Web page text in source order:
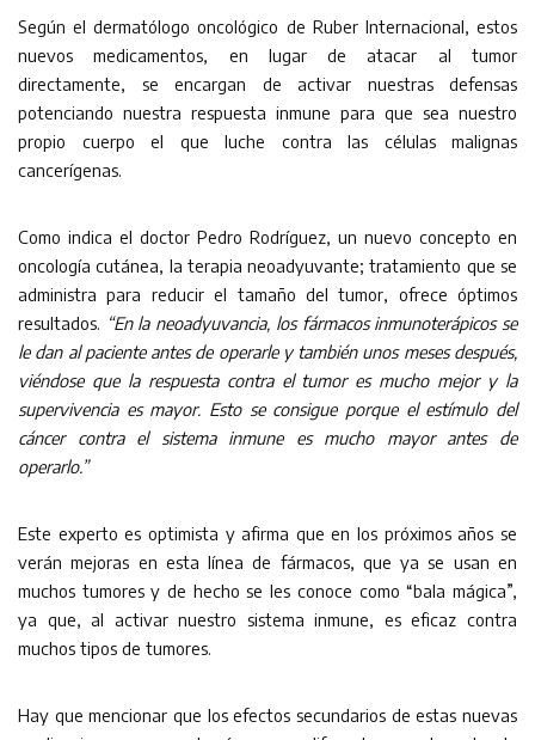
Según el dermatólogo oncológico de Ruber Internacional, estos
nuevos medicamentos, en lugar de atacar al tumor
directamente, se encargan de activar nuestras defensas
potenciando nuestra respuesta inmune para que sea nuestro
propio cuerpo el que luche contra las células malignas
cancerígenas.
Como indica el doctor Pedro Rodríguez, un nuevo concepto en
oncología cutánea, la terapia neoadyuvante; tratamiento que se
administra para reducir el tamaño del tumor, ofrece óptimos
resultados. “En la neoadyuvancia, los fármacos inmunoterápicos se
le dan al paciente antes de operarle y también unos meses después,
viéndose que la respuesta contra el tumor es mucho mejor y la
supervivencia es mayor. Esto se consigue porque el estímulo del
cáncer contra el sistema inmune es mucho mayor antes de
operarlo.”
Este experto es optimista y afirma que en los próximos años se
verán mejoras en esta línea de fármacos, que ya se usan en
muchos tumores y de hecho se les conoce como “bala mágica”,
ya que, al activar nuestro sistema inmune, es eficaz contra
muchos tipos de tumores.
Hay que mencionar que los efectos secundarios de estas nuevas